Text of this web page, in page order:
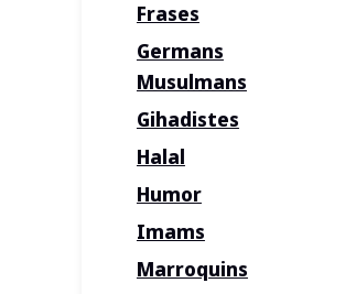
Frases
Germans
Musulmans
Gihadistes
Halal
Humor
Imams
Marroquins